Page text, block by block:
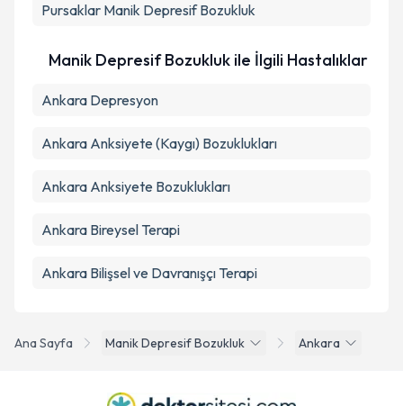
Ana Sayfa Manik Depresif Bozukluk Ankara
Pursaklar Manik Depresif Bozukluk
Manik Depresif Bozukluk ile İlgili Hastalıklar
Ankara Depresyon
Ankara Anksiyete (Kaygı) Bozuklukları
Ankara Anksiyete Bozuklukları
Ankara Bireysel Terapi
Ankara Bilişsel ve Davranışçı Terapi